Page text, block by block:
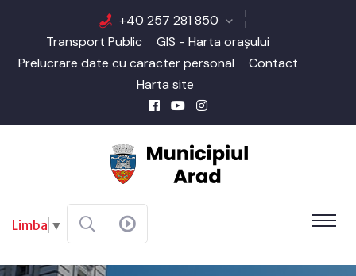
+40 257 281 850
Transport Public
GIS - Harta orașului
Prelucrare date cu caracter personal
Contact
Harta site
Limba ▼